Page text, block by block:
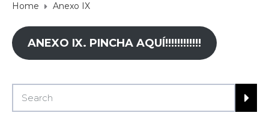
Home Anexo IX
ANEXO IX. PINCHA AQUÍ!!!!!!!!!!!!